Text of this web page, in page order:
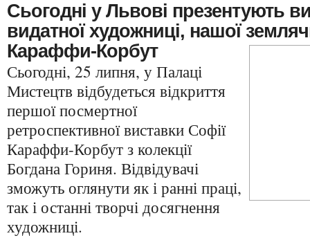
Сьогодні у Львові презентують
видатної художниці, нашої
Караффи-Корбут
Сьогодні, 25 липня, у Палаці
Мистецтв відбудеться відкриття
першої посмертної
ретроспективної виставки Софії
Караффи-Корбут з колекції
Богдана Гориня. Відвідувачі
зможуть оглянути як і ранні праці,
так і останні творчі досягнення
художниці.